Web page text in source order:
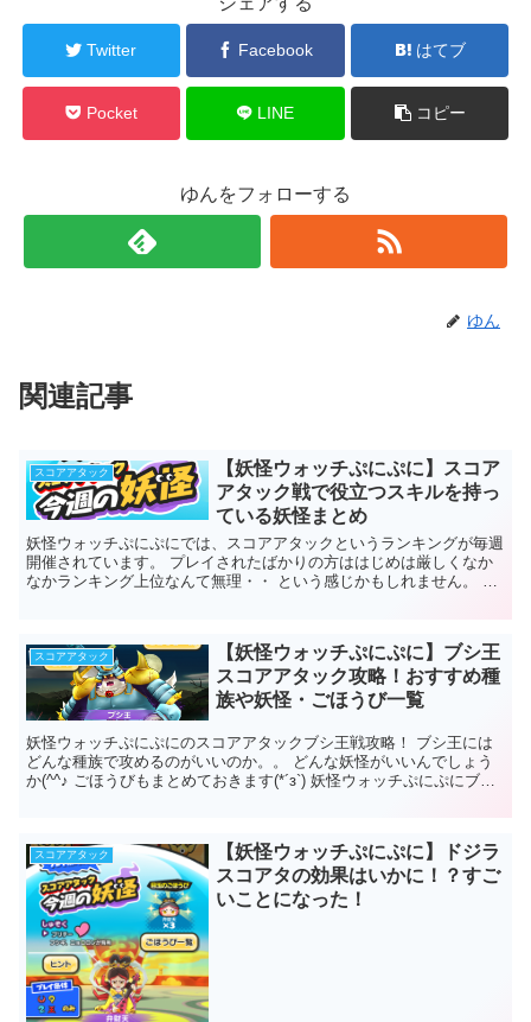
Twitter Facebook はてブ
Pocket LINE コピー
ゆんをフォローする
ゆん
関連記事
スコアアタック
【妖怪ウォッチぷにぷに】スコア
アタック戦で役立つスキルを持っ
ている妖怪まとめ
妖怪ウォッチぷにぷにでは、スコアアタックというランキングが毎週
開催されています。 プレイされたばかりの方ははじめは厳しくなか
なかランキング上位なんて無理・・ という感じかもしれません。 正
スコアアタック
【妖怪ウォッチぷにぷに】ブシ王
スコアアタック攻略！おすすめ種
族や妖怪・ごほうび一覧
妖怪ウォッチぷにぷにのスコアアタックブシ王戦攻略！ ブシ王には
どんな種族で攻めるのがいいのか。。 どんな妖怪がいいんでしょう
か(^^♪ ごほうびもまとめておきます(*´з`) 妖怪ウォッチぷにぷにブシ
スコアアタック
【妖怪ウォッチぷにぷに】ドジラ
スコアタの効果はいかに！？すご
いことになった！